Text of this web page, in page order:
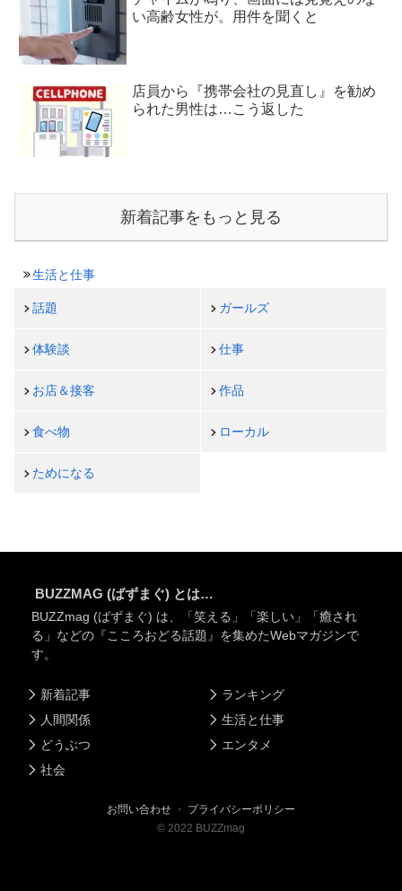
い高齢女性が。用件を聞くと
店員から『携帯会社の見直し』を勧め
られた男性は…こう返した
新着記事をもっと見る
生活と仕事
話題 ガールズ
体験談 仕事
お店＆接客 作品
食べ物 ローカル
ためになる
BUZZMAG (ばずまぐ) とは…
BUZZmag (ばずまぐ) は、「笑える」「楽しい」「癒され
る」などの『こころおどる話題』を集めたWebマガジンで
す。
新着記事
人間関係
どうぶつ
社会
ランキング
生活と仕事
エンタメ
お問い合わせ ・ プライバシーポリシー
© 2022 BUZZmag